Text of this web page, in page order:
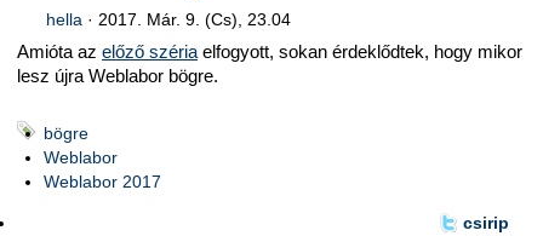
hella · 2017. Már. 9. (Cs), 23.04
Amióta az előző széria elfogyott, sokan érdeklődtek, hogy mikor
lesz újra Weblabor bögre.
bögre
Weblabor
Weblabor 2017
csirip